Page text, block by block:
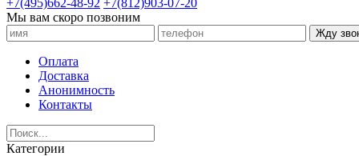
+7(495)662-48-92 +7(812)903-07-20
Мы вам скоро позвоним
Жду
Оплата
Доставка
Анонимность
Контакты
Категории